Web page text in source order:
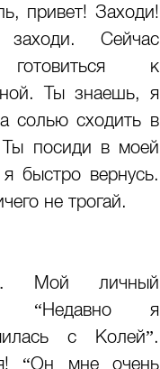
привет! Заходи!
заходи. Сейчас
к
Ты знаешь, я
солью сходить в
Ты посиди в моей
быстро вернусь.
не трогай.
Мой личный
“Недавно я
с Колей”.
“Он мне очень